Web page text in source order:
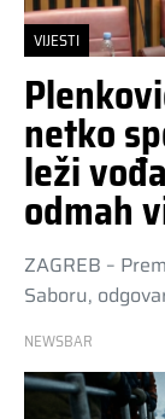
VIJESTI
netko
leži
odmah
ZAGREB –
Saboru,
NEWSBAR